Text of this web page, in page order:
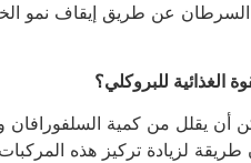
عن طريق إيقاف نمو
الغذائية للبروكلي؟
أن يقلل من كمية السلفورافان
طريقة لزيادة تركيز هذه